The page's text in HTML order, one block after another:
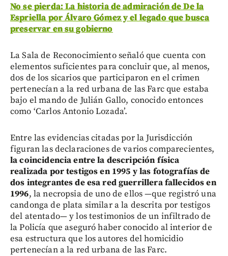
No se pierda: La historia de admiración de De la
Espriella por Álvaro Gómez y el legado que busca
preservar en su gobierno
La Sala de Reconocimiento señaló que cuenta con
elementos suficientes para concluir que, al menos,
dos de los sicarios que participaron en el crimen
pertenecían a la red urbana de las Farc que estaba
bajo el mando de Julián Gallo, conocido entonces
como ‘Carlos Antonio Lozada’.
Entre las evidencias citadas por la Jurisdicción
figuran las declaraciones de varios comparecientes,
la coincidencia entre la descripción física
realizada por testigos en 1995 y las fotografías de
dos integrantes de esa red guerrillera fallecidos en
1996, la necropsia de uno de ellos —que registró una
candonga de plata similar a la descrita por testigos
del atentado— y los testimonios de un infiltrado de
la Policía que aseguró haber conocido al interior de
esa estructura que los autores del homicidio
pertenecían a la red urbana de las Farc.